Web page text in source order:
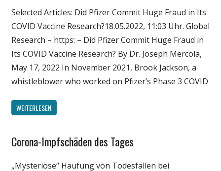
Politik
Wirtschaft
Wissenschaft
Selected Articles: Did Pfizer Commit Huge Fraud in Its
COVID Vaccine Research?18.05.2022, 11:03 Uhr. Global
Research – https: – Did Pfizer Commit Huge Fraud in
Its COVID Vaccine Research? By Dr. Joseph Mercola,
May 17, 2022 In November 2021, Brook Jackson, a
whistleblower who worked on Pfizer’s Phase 3 COVID
WEITERLESEN
Gesellschaft
Politik
Corona-Impfschäden des Tages
„Mysteriöse“ Häufung von Todesfällen bei